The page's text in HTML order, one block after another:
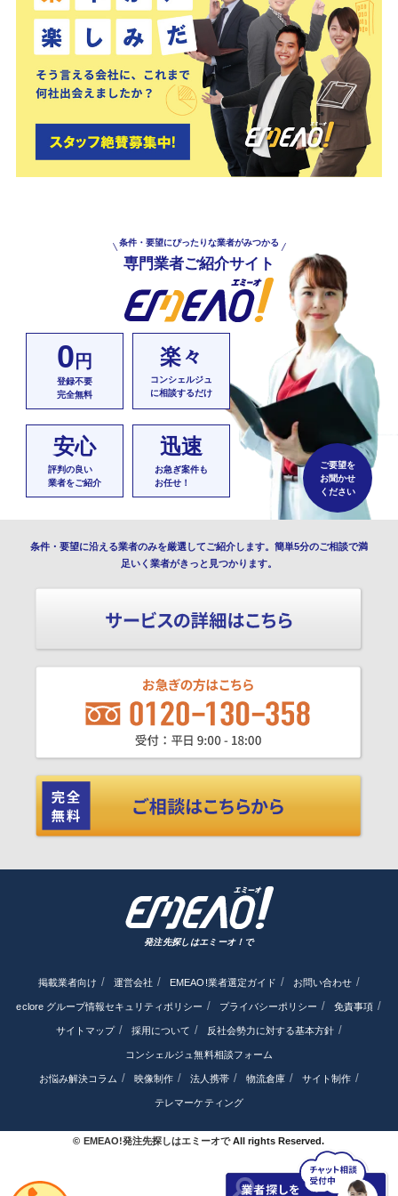
条件・要望にぴったりな業者がみつかる
専門業者ご紹介サイト
0 円
登録不要
完全無料
楽々
コンシェルジュ
に相談するだけ
安心
評判の良い
業者をご紹介
迅速
お急ぎ案件も
お任せ！
ご要望を
お聞かせ
ください
条件・要望に沿える業者のみを厳選してご紹介します。簡単5分のご相談で満
足いく業者がきっと見つかります。
発注先探しはエミーオ！で
掲載業者向け 運営会社 EMEAO!業者選定ガイド お問い合わせ
eclore グループ情報セキュリティポリシー プライバシーポリシー 免責事項
サイトマップ 採用について 反社会勢力に対する基本方針
コンシェルジュ無料相談フォーム
お悩み解決コラム 映像制作 法人携帯 物流倉庫 サイト制作
テレマーケティング
© EMEAO!発注先探しはエミーオでAll rights Reserved.